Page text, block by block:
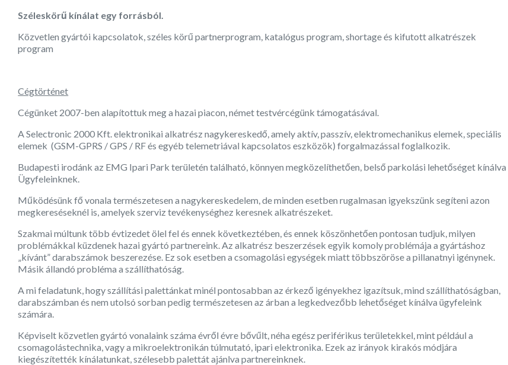
Széleskörű kínálat egy forrásból.
Közvetlen gyártói kapcsolatok, széles körű partnerprogram, katalógus program, shortage és kifutott alkatrészek
program
Cégtörténet
Cégünket 2007-ben alapítottuk meg a hazai piacon, német testvércégünk támogatásával.
A Selectronic 2000 Kft. elektronikai alkatrész nagykereskedő, amely aktív, passzív, elektromechanikus elemek, speciális
elemek (GSM-GPRS / GPS / RF és egyéb telemetriával kapcsolatos eszközök) forgalmazással foglalkozik.
Budapesti irodánk az EMG Ipari Park területén található, könnyen megközelíthetően, belső parkolási lehetőséget kínálva
Ügyfeleinknek.
Működésünk fő vonala természetesen a nagykereskedelem, de minden esetben rugalmasan igyekszünk segíteni azon
megkereséseknél is, amelyek szerviz tevékenységhez keresnek alkatrészeket.
Szakmai múltunk több évtizedet ölel fel és ennek következtében, és ennek köszönhetően pontosan tudjuk, milyen
problémákkal küzdenek hazai gyártó partnereink. Az alkatrész beszerzések egyik komoly problémája a gyártáshoz
„kívánt” darabszámok beszerezése. Ez sok esetben a csomagolási egységek miatt többszöröse a pillanatnyi igénynek.
Másik állandó probléma a szállíthatóság.
A mi feladatunk, hogy szállítási palettánkat minél pontosabban az érkező igényekhez igazítsuk, mind szállíthatóságban,
darabszámban és nem utolsó sorban pedig természetesen az árban a legkedvezőbb lehetőséget kínálva ügyfeleink
számára.
Képviselt közvetlen gyártó vonalaink száma évről évre bővűlt, néha egész periférikus területekkel, mint például a
csomagolástechnika, vagy a mikroelektronikán túlmutató, ipari elektronika. Ezek az irányok kirakós módjára
kiegészítették kínálatunkat, szélesebb palettát ajánlva partnereinknek.